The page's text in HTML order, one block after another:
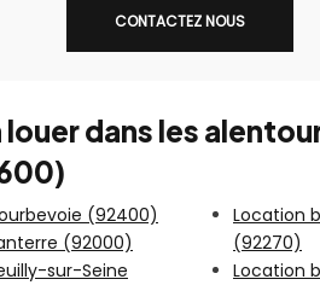
CONTACTEZ NOUS
louer dans les
(92400)
(92000)
sur-Seine
Location
(92270)
Location